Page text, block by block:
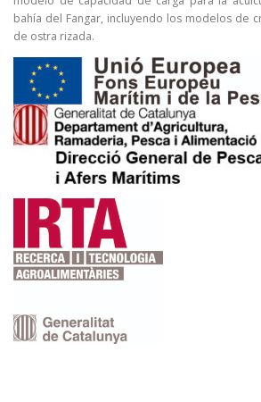
bahía del Fangar, incluyendo los modelos de
de ostra rizada.